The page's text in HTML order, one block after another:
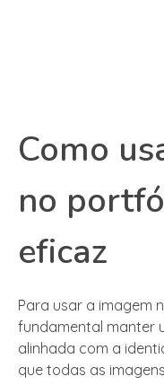
Como
no
eficaz
Para usar a imagem
fundamental manter
alinhada com a
que todas as